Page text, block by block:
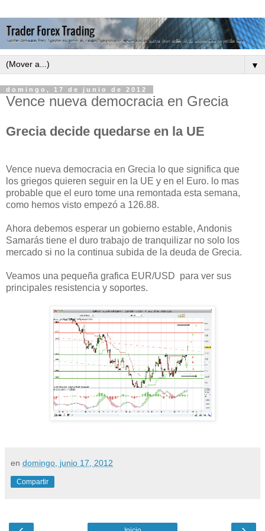
▼
domingo, 17 de junio de 2012
Vence nueva democracia en Grecia
Grecia decide quedarse en la UE
Vence nueva democracia en Grecia lo que significa que
los griegos quieren seguir en la UE y en el Euro. lo mas
probable que el euro tome una remontada esta semana,
como hemos visto empezó a 126.88.
Ahora debemos esperar un gobierno estable, Andonis
Samarás tiene el duro trabajo de tranquilizar no solo los
mercado si no la continua subida de la deuda de Grecia.
Veamos una pequeña grafica EUR/USD para ver sus
principales resistencia y soportes.
en domingo, junio 17, 2012
Compartir